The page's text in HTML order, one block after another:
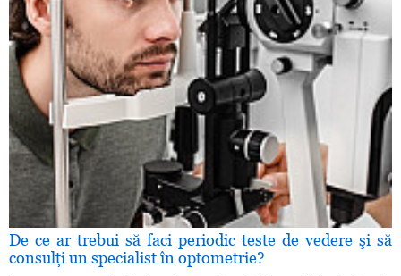
De ce ar trebui să faci periodic teste de vedere şi să
consulţi un specialist în optometrie?